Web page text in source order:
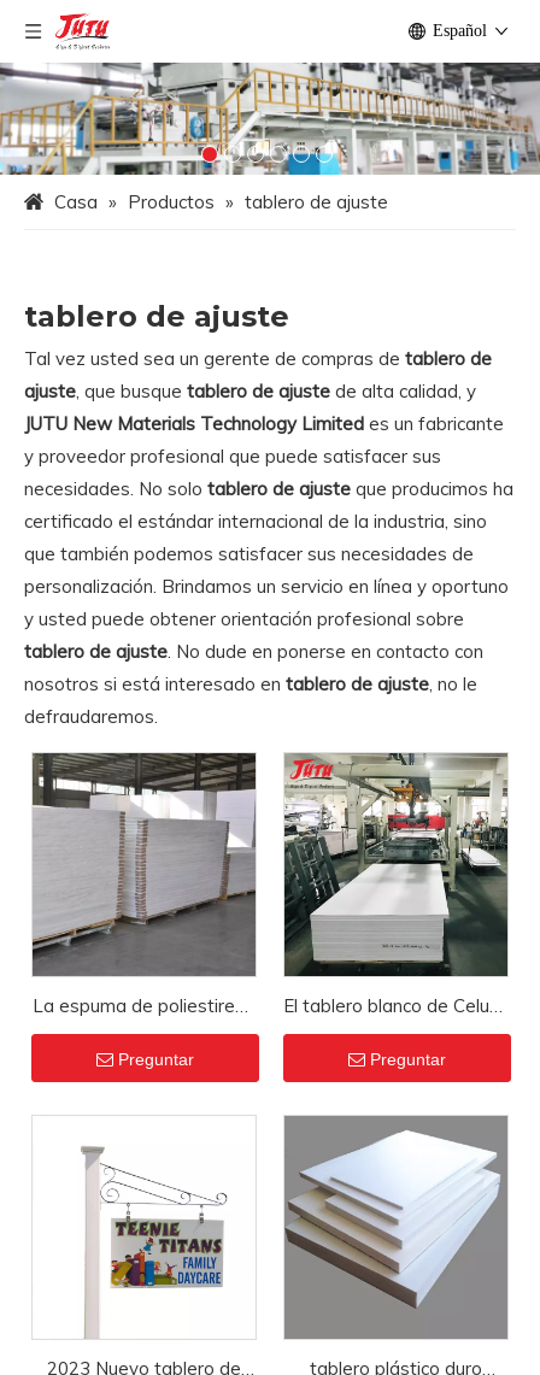
Español
Casa » Productos » tablero de ajuste
tablero de ajuste
Tal vez usted sea un gerente de compras de tablero de
ajuste, que busque tablero de ajuste de alta calidad, y
JUTU New Materials Technology Limited es un fabricante
y proveedor profesional que puede satisfacer sus
necesidades. No solo tablero de ajuste que producimos ha
certificado el estándar internacional de la industria, sino
que también podemos satisfacer sus necesidades de
personalización. Brindamos un servicio en línea y oportuno
y usted puede obtener orientación profesional sobre
tablero de ajuste. No dude en ponerse en contacto con
nosotros si está interesado en tablero de ajuste, no le
defraudaremos.
La espuma de poliestireno
de la fábrica 4x8 cubre el
tablero rígido de la
Pvc
Preguntar
El tablero blanco de Celuka
de espuma libre 3/4 forma
19 mm acabó la hoja de
15 mm
Preguntar
2023 Nuevo tablero de
tablero plástico duro